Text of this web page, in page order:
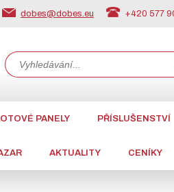
dobes@dobes.eu +420 577
PANELY PŘÍSLUŠENSTVÍ
AKTUALITY CENÍKY